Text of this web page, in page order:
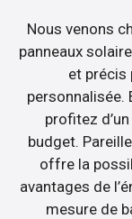
Nous venons
panneaux
et précis
personnalisée.
profitez
budget.
offre la
avantages de
mesure de